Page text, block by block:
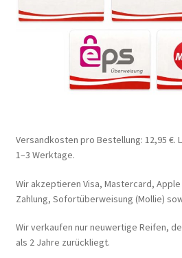
Versandkosten pro Bestellung: 12,95 €.
1–3 Werktage.
Wir akzeptieren Visa, Mastercard, Apple
Zahlung, Sofortüberweisung (Mollie)
Wir verkaufen nur neuwertige Reifen,
als 2 Jahre zurückliegt.